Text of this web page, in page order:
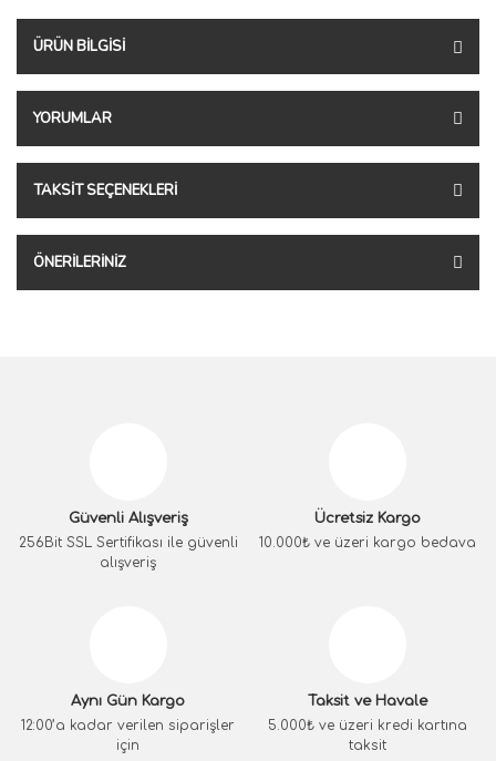
ÜRÜN BILGISI
YORUMLAR
TAKSIT SEÇENEKLERI
ÖNERILERINIZ
Güvenli Alışveriş
256Bit SSL Sertifikası ile güvenli
alışveriş
Ücretsiz Kargo
10.000₺ ve üzeri kargo bedava
Aynı Gün Kargo
12:00’a kadar verilen siparişler
için
Taksit ve Havale
5.000₺ ve üzeri kredi kartına
taksit